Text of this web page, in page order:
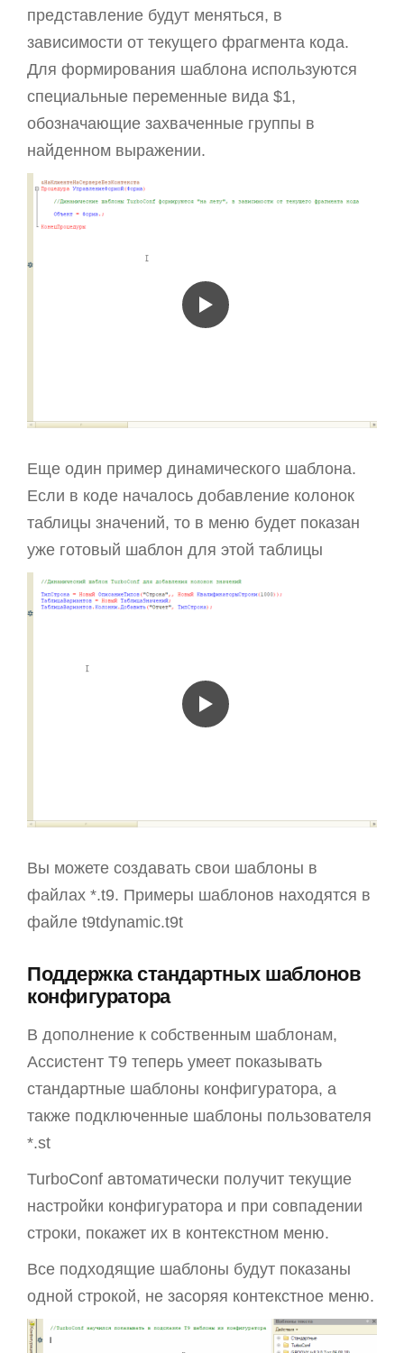
представление будут меняться, в
зависимости от текущего фрагмента кода.
Для формирования шаблона используются
специальные переменные вида $1,
обозначающие захваченные группы в
найденном выражении.
Еще один пример динамического шаблона.
Если в коде началось добавление колонок
таблицы значений, то в меню будет показан
уже готовый шаблон для этой таблицы
Вы можете создавать свои шаблоны в
файлах *.t9. Примеры шаблонов находятся в
файле t9tdynamic.t9t
Поддержка стандартных шаблонов
конфигуратора
В дополнение к собственным шаблонам,
Ассистент T9 теперь умеет показывать
стандартные шаблоны конфигуратора, а
также подключенные шаблоны пользователя
*.st
TurboConf автоматически получит текущие
настройки конфигуратора и при совпадении
строки, покажет их в контекстном меню.
Все подходящие шаблоны будут показаны
одной строкой, не засоряя контекстное меню.